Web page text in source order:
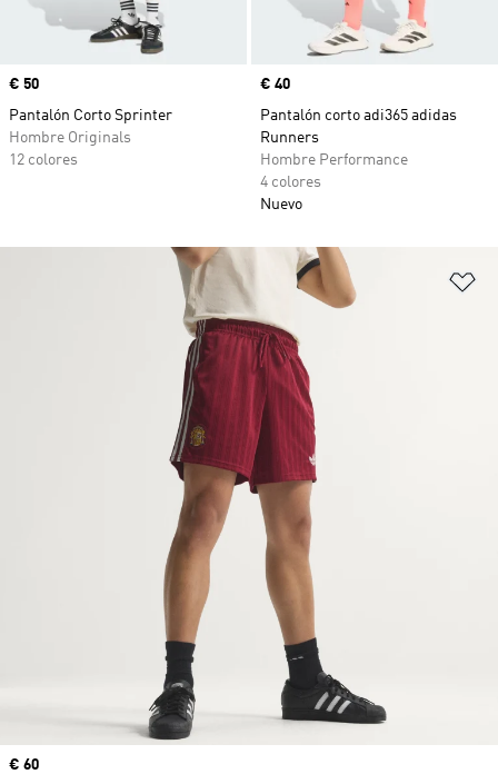
Precio
€ 50
Pantalón Corto Sprinter
Hombre Originals
12 colores
Precio
€ 40
Pantalón corto adi365 adidas
Runners
Hombre Performance
4 colores
Nuevo
Precio
€ 60